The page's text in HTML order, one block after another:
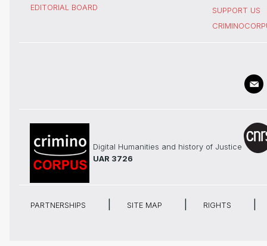
EDITORIAL BOARD
SUPPORT US
Digital Humanities and history of Justice
UAR 3726
PARTNERSHIPS SITE MAP RIGHTS